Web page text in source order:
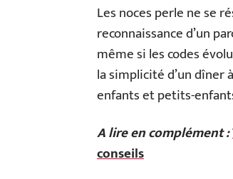
Les noces perle ne se
reconnaissance d’un
même si les codes
la simplicité d’un dîner
enfants et petits-
A lire en complément :
conseils